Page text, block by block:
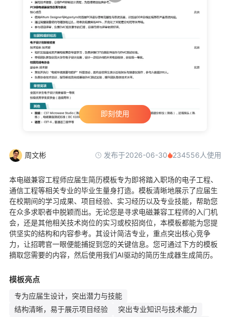
即刻使用
周文彬 发布于2026-06-30 234556人使用
本电磁兼容工程师应届生简历模板专为即将踏入职场的电子工程、
通信工程等相关专业的毕业生量身打造。模板清晰地展示了应届生
在校期间的学习成果、项目经验、实习经历以及专业技能，帮助您
在众多求职者中脱颖而出。无论您是寻求电磁兼容工程师的入门机
会，还是其他相关技术岗位的实习或校招岗位，本模板都能为您提
供坚实的结构和内容参考。其设计简洁专业，重点突出核心竞争
力，让招聘官一眼便能捕捉到您的关键信息。您可通过下方的模板
摘取您需要的内容，然后使用我们AI驱动的简历生成器生成简历。
模板亮点
专为应届生设计，突出潜力与技能
结构清晰，易于展示项目经验
突出专业知识与技术能力